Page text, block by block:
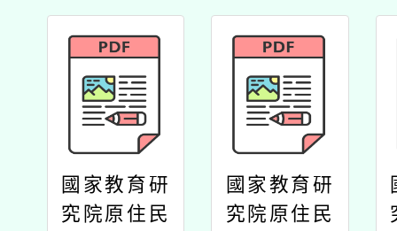
國家教育研
究院原住民
國家教育研
究院原住民